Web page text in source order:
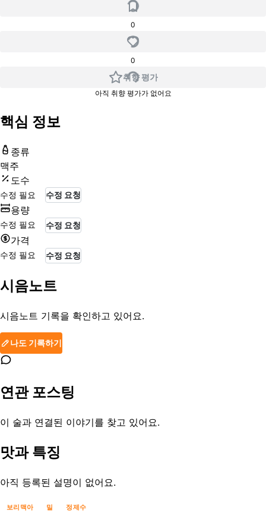
0
0
취향 평가
아직 취향 평가가 없어요
핵심 정보
종류
맥주
도수
수정 필요 수정 요청
용량
수정 필요 수정 요청
가격
수정 필요 수정 요청
시음노트
시음노트 기록을 확인하고 있어요.
나도 기록하기
연관 포스팅
이 술과 연결된 이야기를 찾고 있어요.
맛과 특징
아직 등록된 설명이 없어요.
보리맥아 밀 정제수